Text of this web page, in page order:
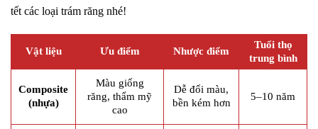
tết các loại trám răng nhé!
Vật liệu Ưu điểm Nhược điểm
Tuổi thọ
trung bình
Composite
(nhựa)
Màu giống
răng, thẩm mỹ
cao
Dễ đổi màu,
bền kém hơn
5–10 năm